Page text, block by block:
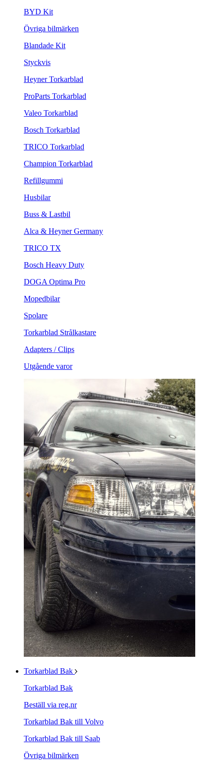
BYD Kit
Övriga bilmärken
Blandade Kit
Styckvis
Heyner Torkarblad
ProParts Torkarblad
Valeo Torkarblad
Bosch Torkarblad
TRICO Torkarblad
Champion Torkarblad
Refillgummi
Husbilar
Buss & Lastbil
Alca & Heyner Germany
TRICO TX
Bosch Heavy Duty
DOGA Optima Pro
Mopedbilar
Spolare
Torkarblad Strålkastare
Adapters / Clips
Utgående varor
Torkarblad Bak
Torkarblad Bak
Beställ via reg.nr
Torkarblad Bak till Volvo
Torkarblad Bak till Saab
Övriga bilmärken